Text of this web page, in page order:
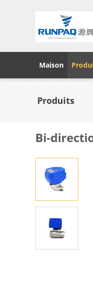
Maison
Produits
Bi-